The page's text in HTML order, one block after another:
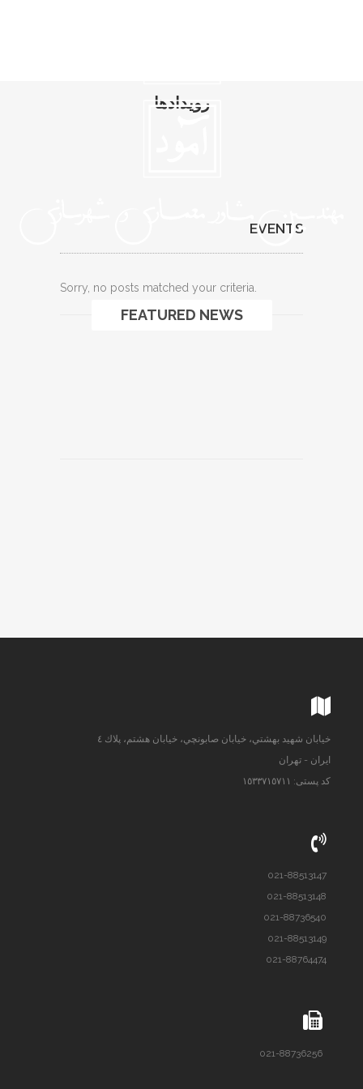
رویدادها
EVENTS
Sorry, no posts matched your criteria.
FEATURED NEWS
خيابان شهيد بهشتي، خيابان صابونچي، خيابان هشتم، پلاك ٤
ایران - تهران
کد پستی: ١٥٣٣٧١٥٧١١
021-88513147
021-88513148
021-88736540
021-88513149
021-88764474
021-88736256